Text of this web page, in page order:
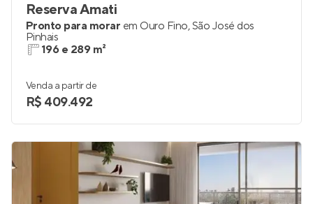
Reserva Amati
Pronto para morar em Ouro Fino,São José dos
Pinhais
196 e 289 m²
Venda a partir de
R$ 409.492